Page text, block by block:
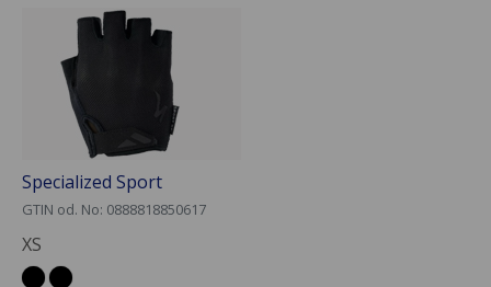
Specialized Sport
GTIN od. No: 0888818850617
XS